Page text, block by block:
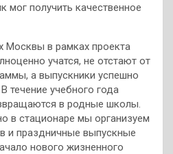
получить качественное
Москвы в рамках проекта
учатся, не отстают от
а выпускники успешно
течение учебного года
в родные школы.
в стационаре мы организуем
и праздничные выпускные
нового жизненного